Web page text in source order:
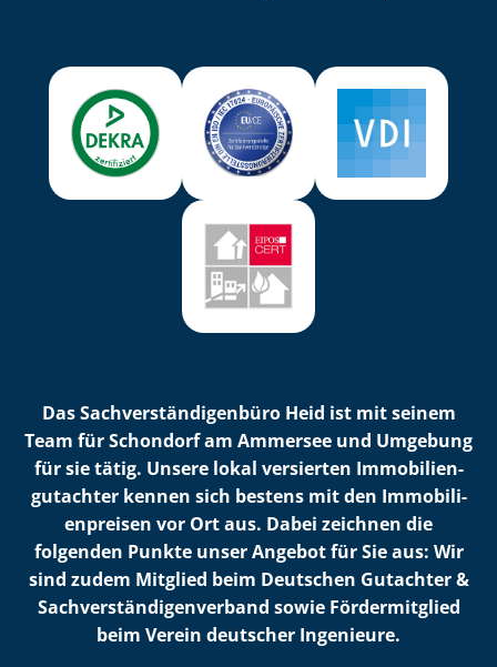
Das Sach­ver­stän­di­gen­bü­ro Heid ist mit seinem
Team für Schondorf am Ammersee und Umgebung
für sie tätig. Unsere lokal versierten Im­mo­bi­li­en­
gut­ach­ter kennen sich bestens mit den Im­mo­bi­li­
en­prei­sen vor Ort aus. Dabei zeichnen die
folgenden Punkte unser Angebot für Sie aus: Wir
sind zudem Mitglied beim Deutschen Gutachter &
Sach­ver­stän­di­gen­ver­band sowie Fördermitglied
beim Verein deutscher Ingenieure.